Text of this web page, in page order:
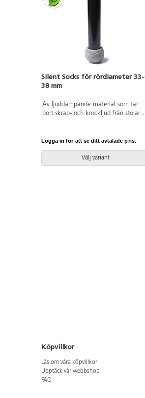
Silent Socks för rördiameter 33-
38 mm
Av ljuddämpande material som tar
bort skrap- och krockljud från stolar.
ull kombinerad med en syntetisk
gummiboll. Tvättas i 30-40 °C,
ullprogram torktumling. Säljes
styckvis.
Logga in för att se ditt avtalade pris.
Välj variant
Köpvillkor
Läs om våra köpvillkor
Upptäck vår webbshop
FAQ